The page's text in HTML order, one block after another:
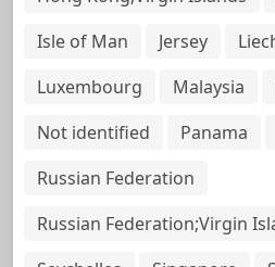
Isle of Man
Jersey
Luxembourg
Malaysia
Not identified
Panama
Russian Federation
Russian Federation;Virgin